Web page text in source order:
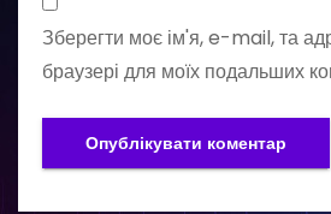
Зберегти моє ім'я, e-mail, та
браузері для моїх подальших